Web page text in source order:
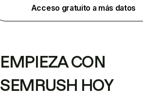
Acceso gratuito a más datos
EMPIEZA CON
SEMRUSH HOY